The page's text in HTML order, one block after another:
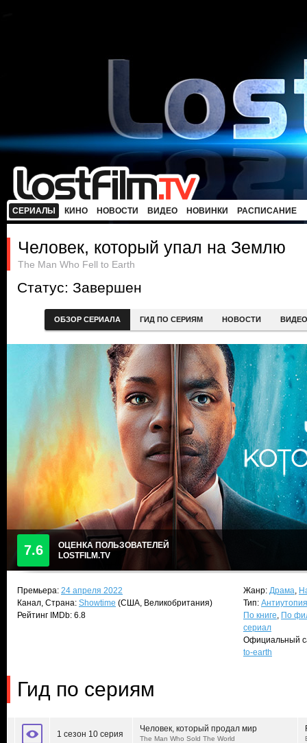
СЕРИАЛЫ КИНО НОВОСТИ ВИДЕО НОВИНКИ РАСПИСАНИЕ
Человек, который упал на Землю
The Man Who Fell to Earth
Статус: Завершен
ОБЗОР СЕРИАЛА ГИД ПО СЕРИЯМ НОВОСТИ ВИДЕО
7.6
ОЦЕНКА ПОЛЬЗОВАТЕЛЕЙ
LOSTFILM.TV
Премьера: 24 апреля 2022
Канал, Страна: Showtime (США, Великобритания)
Рейтинг IMDb: 6.8
Жанр: Драма,
Тип: Антиутопия
По книге, По
сериал
Официальный
to-earth
Гид по сериям
1 сезон 10 серия
Человек, который продал мир
The Man Who Sold The World